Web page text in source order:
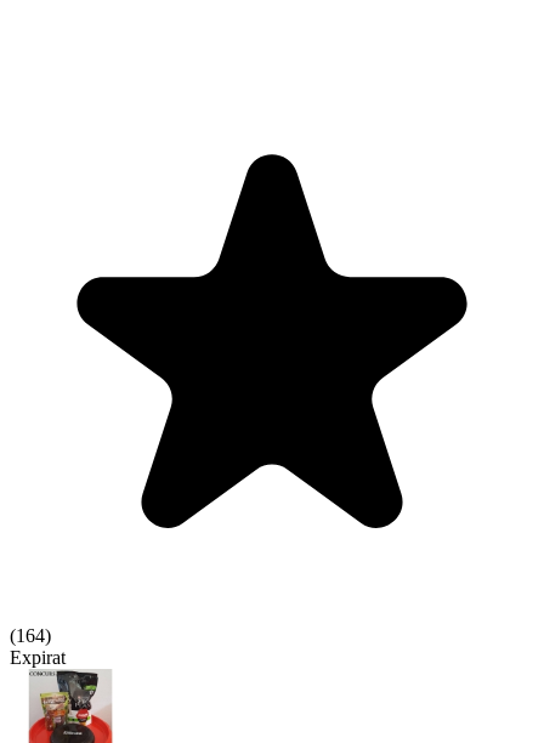
(164)
Expirat